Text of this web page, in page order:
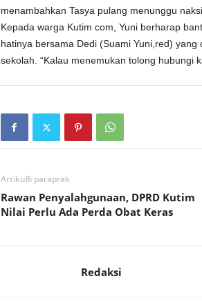
menambahkan Tasya pulang menunggu naksi.
Kepada warga Kutim com, Yuni berharap
hatinya bersama Dedi (Suami Yuni,red)
sekolah. “Kalau menemukan tolong hubungi
Artikulli paraprak
Rawan Penyalahgunaan, DPRD Kutim
Nilai Perlu Ada Perda Obat Keras
Redaksi